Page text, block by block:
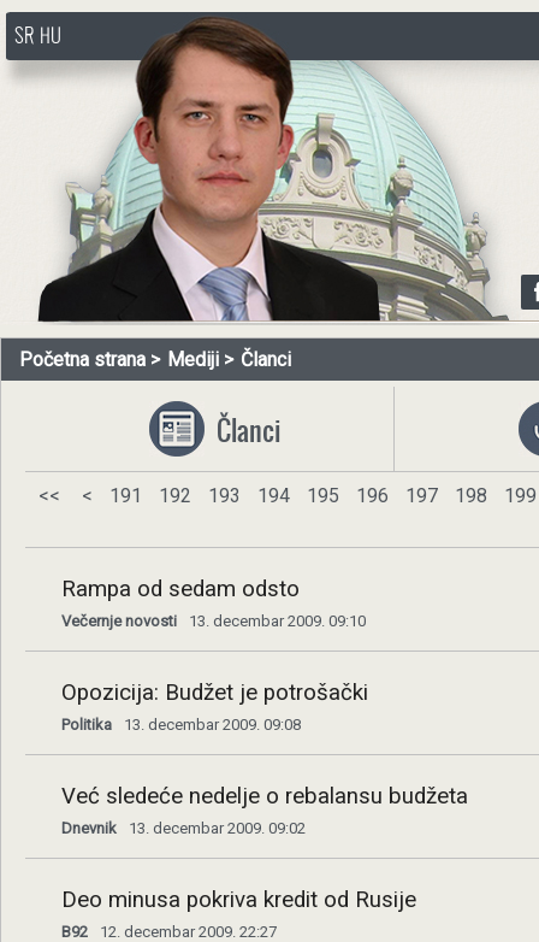
http://www.pasztorbalint.rs/sr
SR HU
Početna strana Mediji Članci
Članci
<< < 191 192 193 194 195 196 197 198 199
Rampa od sedam odsto
Večernje novosti 13. decembar 2009. 09:10
Opozicija: Budžet je potrošački
Politika 13. decembar 2009. 09:08
Već sledeće nedelje o rebalansu budžeta
Dnevnik 13. decembar 2009. 09:02
Deo minusa pokriva kredit od Rusije
B92 12. decembar 2009. 22:27